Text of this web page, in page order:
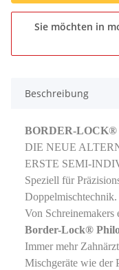
Sie möchten in
Beschreibung
BORDER-LOCK®
DIE NEUE
ERSTE SEMI-
Speziell für
Doppelmischtechnik.
Von Schreinemakers
Border-Lock®
Immer mehr
Mischgeräte wie der